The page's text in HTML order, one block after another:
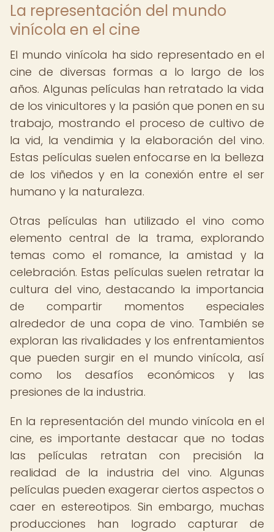
La representación del mundo
vinícola en el cine
El mundo vinícola ha sido representado en el
cine de diversas formas a lo largo de los
años. Algunas películas han retratado la vida
de los vinicultores y la pasión que ponen en su
trabajo, mostrando el proceso de cultivo de
la vid, la vendimia y la elaboración del vino.
Estas películas suelen enfocarse en la belleza
de los viñedos y en la conexión entre el ser
humano y la naturaleza.
Otras películas han utilizado el vino como
elemento central de la trama, explorando
temas como el romance, la amistad y la
celebración. Estas películas suelen retratar la
cultura del vino, destacando la importancia
de compartir momentos especiales
alrededor de una copa de vino. También se
exploran las rivalidades y los enfrentamientos
que pueden surgir en el mundo vinícola, así
como los desafíos económicos y las
presiones de la industria.
En la representación del mundo vinícola en el
cine, es importante destacar que no todas
las películas retratan con precisión la
realidad de la industria del vino. Algunas
películas pueden exagerar ciertos aspectos o
caer en estereotipos. Sin embargo, muchas
producciones han logrado capturar de